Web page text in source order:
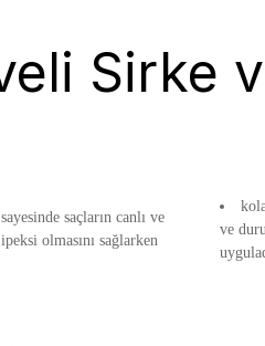
Sirke
saçların canlı ve
olmasını sağlarken
ve